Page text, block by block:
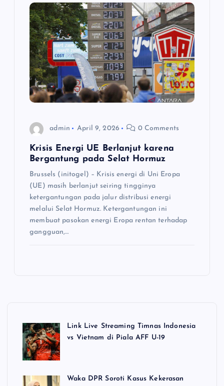
admin April 9, 2026 0 Comments
Krisis Energi UE Berlanjut karena
Bergantung pada Selat Hormuz
Brussels (initogel) – Krisis energi di Uni Eropa
(UE) masih berlanjut seiring tingginya
ketergantungan pada jalur distribusi energi
melalui Selat Hormuz. Ketergantungan ini
membuat pasokan energi Eropa rentan terhadap
gangguan,…
Link Live Streaming Timnas Indonesia
vs Vietnam di Piala AFF U-19
Waka DPR Soroti Kasus Kekerasan